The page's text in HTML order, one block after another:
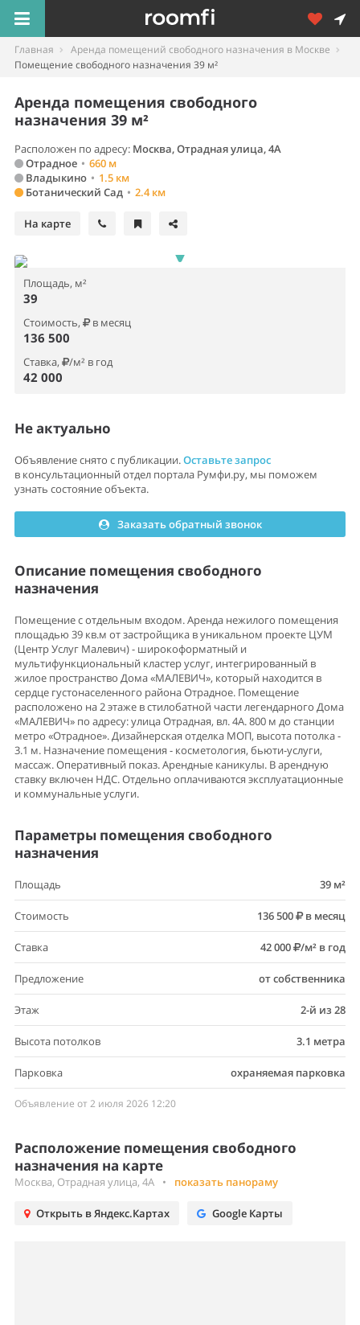
Главная
Аренда помещений свободного назначения в Москве
Помещение свободного назначения 39 м²
Аренда помещения свободного
назначения 39 м²
Расположен по адресу: Москва, Отрадная улица, 4А
Отрадное • 660 м
Владыкино • 1.5 км
Ботанический Сад • 2.4 км
На карте
Площадь, м²
39
Стоимость, в месяц
136 500
Ставка, /м² в год
42 000
Не актуально
Объявление снято с публикации.Оставьте запрос
в консультационный отдел портала Румфи.ру, мы поможем
узнать состояние объекта.
Заказать обратный звонок
Описание помещения свободного
назначения
Помещение с отдельным входом. Аренда нежилого помещения
площадью 39 кв.м от застройщика в уникальном проекте ЦУМ
(Центр Услуг Малевич) - широкоформатный и
мультифункциональный кластер услуг, интегрированный в
жилое пространство Дома «МАЛЕВИЧ», который находится в
сердце густонаселенного района Отрадное. Помещение
расположено на 2 этаже в стилобатной части легендарного Дома
«МАЛЕВИЧ» по адресу: улица Отрадная, вл. 4А. 800 м до станции
метро «Отрадное». Дизайнерская отделка МОП, высота потолка -
3.1 м. Назначение помещения - косметология, бьюти-услуги,
массаж. Оперативный показ. Арендные каникулы. В арендную
ставку включен НДС. Отдельно оплачиваются эксплуатационные
и коммунальные услуги.
Параметры помещения свободного
назначения
Площадь 39 м²
Стоимость 136 500 в месяц
Ставка 42 000 /м² в год
Предложение от собственника
Этаж 2-й из 28
Высота потолков 3.1 метра
Парковка охраняемая парковка
Объявление от 2 июля 2026 12:20
Расположение помещения свободного
назначения на карте
Москва, Отрадная улица, 4А • показать панораму
Открыть в Яндекс.Картах Google Карты